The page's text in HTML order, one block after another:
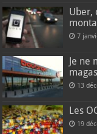
Uber,
7
Je ne
13
Les
19